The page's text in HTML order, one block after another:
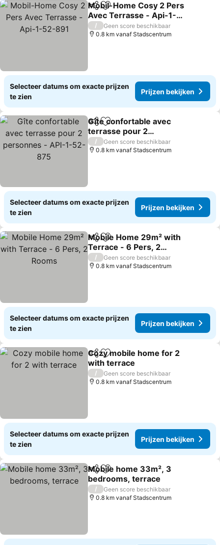
DelenToevoegen aan favorieten
Mobil-Home Cosy 2 Pers
Avec Terrasse - Api-1-
52-891
Prijzen bekijken
/
Geen score beschikbaar
0.8 km vanaf Stadscentrum
Selecteer datums om exacte prijzen
te zien
Prijzen bekijken
DelenToevoegen aan favorieten
Gîte confortable avec
terrasse pour 2
personnes - API-1-52-
875
Prijzen bekijken
/
Geen score beschikbaar
0.8 km vanaf Stadscentrum
Selecteer datums om exacte prijzen
te zien
Prijzen bekijken
DelenToevoegen aan favorieten
Mobile Home 29m² with
Terrace - 6 Pers, 2
Rooms
Prijzen bekijken
/
Geen score beschikbaar
0.8 km vanaf Stadscentrum
Selecteer datums om exacte prijzen
te zien
Prijzen bekijken
DelenToevoegen aan favorieten
Cozy mobile home for 2
with terrace
Prijzen bekijken
/
Geen score beschikbaar
0.8 km vanaf Stadscentrum
Selecteer datums om exacte prijzen
te zien
Prijzen bekijken
DelenToevoegen aan favorieten
Mobile home 33m², 3
bedrooms, terrace
Prijzen bekijken
/
Geen score beschikbaar
0.8 km vanaf Stadscentrum